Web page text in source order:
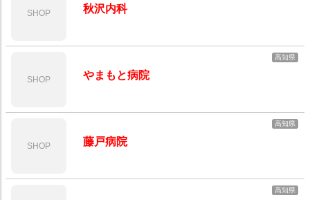
SHOP 秋沢内科
SHOP
高知県
やまもと病院
SHOP
高知県
藤戸病院
高知県